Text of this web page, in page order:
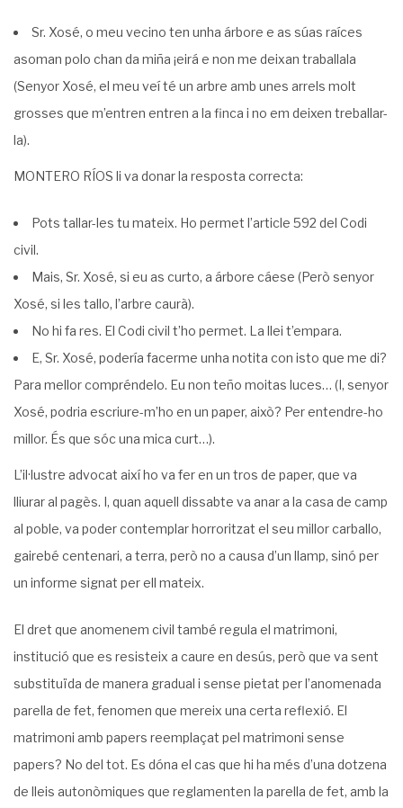
Sr. Xosé, o meu vecino ten unha árbore e as súas raíces
asoman polo chan da miña ¡eirá e non me deixan traballala
(Senyor Xosé, el meu veí té un arbre amb unes arrels molt
grosses que m’entren entren a la finca i no em deixen treballar-
la).
MONTERO RÍOS li va donar la resposta correcta:
Pots tallar-les tu mateix. Ho permet l’article 592 del Codi
civil.
Mais, Sr. Xosé, si eu as curto, a árbore cáese (Però senyor
Xosé, si les tallo, l’arbre caurà).
No hi fa res. El Codi civil t’ho permet. La llei t’empara.
E, Sr. Xosé, podería facerme unha notita con isto que me di?
Para mellor com­préndelo. Eu non teño moitas luces… (I, senyor
Xosé, podria escriure-m’ho en un paper, això? Per entendre-ho
millor. És que sóc una mica curt…).
L’il·lustre advocat així ho va fer en un tros de paper, que va
lliurar al pagès. I, quan aquell dissabte va anar a la casa de camp
al poble, va poder contemplar horroritzat el seu millor carballo,
gairebé centenari, a terra, però no a causa d’un llamp, sinó per
un informe signat per ell mateix.
El dret que anomenem civil també regula el matrimoni,
institució que es resisteix a caure en desús, però que va sent
substituïda de manera gradual i sense pietat per l’anomenada
parella de fet, fenomen que mereix una certa reflexió. El
matrimoni amb papers reemplaçat pel matrimoni sense
papers? No del tot. Es dóna el cas que hi ha més d’una dotzena
de lleis autonòmiques que reglamenten la parella de fet, amb la